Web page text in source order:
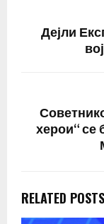
ДНР…Дејли
херои“ се
RELATED POSTS